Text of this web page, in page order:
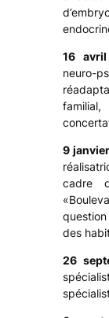
16
9
cadre
des
26